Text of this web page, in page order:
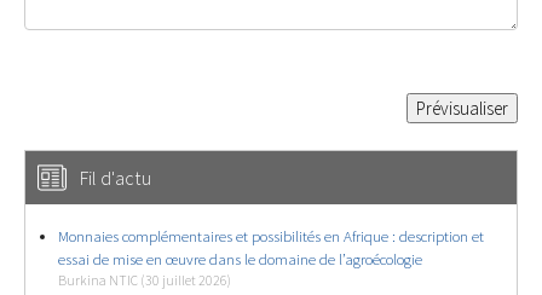
Fil d'actu
Monnaies complémentaires et possibilités en Afrique : description et
essai de mise en œuvre dans le domaine de l’agroécologie
Burkina NTIC (30 juillet 2026)